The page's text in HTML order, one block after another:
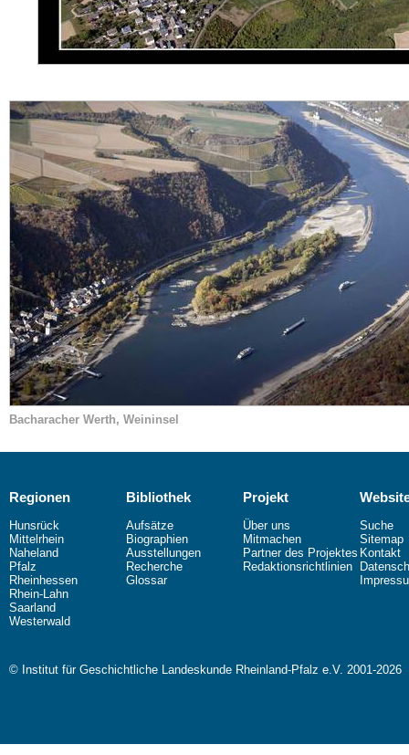
Bacharacher Werth, Weininsel
Regionen
Hunsrück
Mittelrhein
Naheland
Pfalz
Rheinhessen
Rhein-Lahn
Saarland
Westerwald
Bibliothek
Aufsätze
Biographien
Ausstellungen
Recherche
Glossar
Projekt
Über uns
Mitmachen
Partner des Projektes
Redaktionsrichtlinien
Suche
Sitemap
Kontakt
© Institut für Geschichtliche Landeskunde Rheinland-Pfalz e.V. 2001-2026